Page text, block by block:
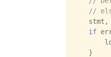
//
stmt,
if
    }